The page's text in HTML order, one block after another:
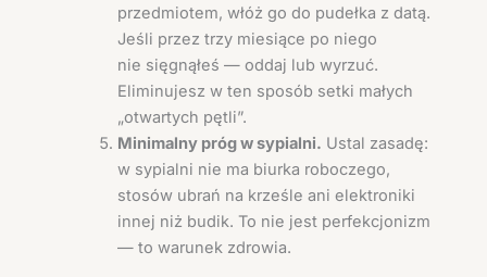
przedmiotem, włóż go do pudełka z datą.
Jeśli przez trzy miesiące po niego
nie sięgnąłeś — oddaj lub wyrzuć.
Eliminujesz w ten sposób setki małych
„otwartych pętli”.
Minimalny próg w sypialni. Ustal zasadę:
w sypialni nie ma biurka roboczego,
stosów ubrań na krześle ani elektroniki
innej niż budik. To nie jest perfekcjonizm
— to warunek zdrowia.